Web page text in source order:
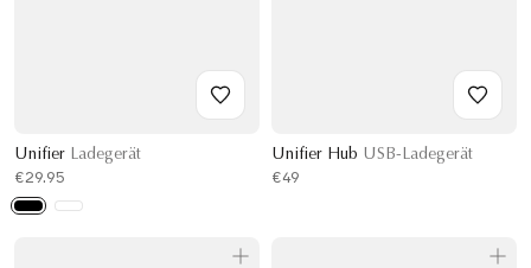
Unifier Ladegerät
€29.95
Unifier Hub USB-Ladegerät
€49